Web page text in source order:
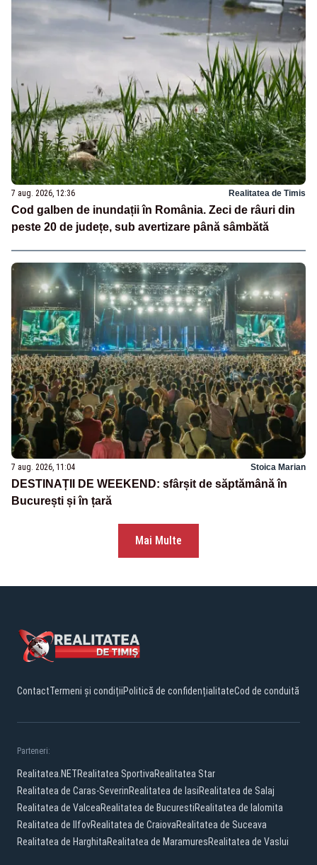
7 aug. 2026, 12:36 Realitatea de Timis
Cod galben de inundații în România. Zeci de râuri din
peste 20 de județe, sub avertizare până sâmbătă
7 aug. 2026, 11:04 Stoica Marian
DESTINAȚII DE WEEKEND: sfârșit de săptămână în
București și în țară
Mai Multe
ContactTermeni și condițiiPolitică de confidențialitateCod de conduită
Parteneri:
Realitatea.NETRealitatea SportivaRealitatea Star
Realitatea de Caras-SeverinRealitatea de IasiRealitatea de Salaj
Realitatea de ValceaRealitatea de BucurestiRealitatea de Ialomita
Realitatea de IlfovRealitatea de CraiovaRealitatea de Suceava
Realitatea de HarghitaRealitatea de MaramuresRealitatea de Vaslui